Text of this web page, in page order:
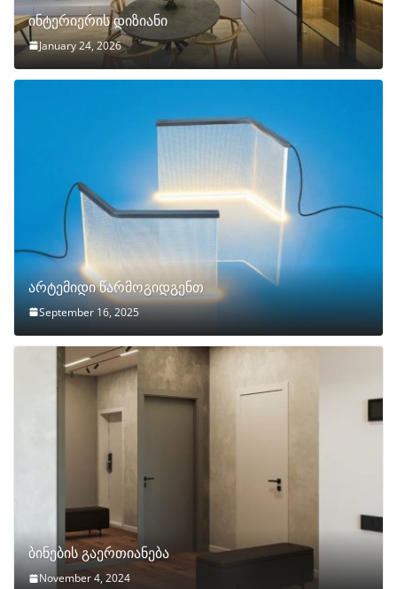
ინტერიერის დიზიანი
January 24, 2026
არტემიდი წარმოგიდგენთ
September 16, 2025
ბინების გაერთიანება
November 4, 2024